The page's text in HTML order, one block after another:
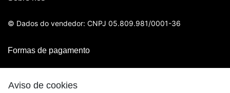
Aviso de cookies
© Dados do vendedor: CNPJ 05.809.981/0001-36
Formas de pagamento